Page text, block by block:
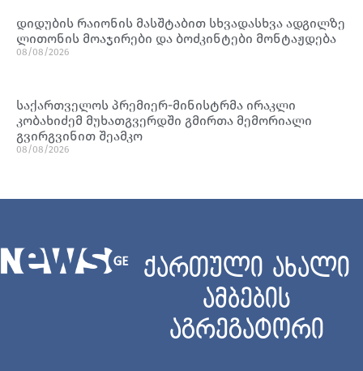
დიდუბის რაიონის მასშტაბით სხვადასხვა ადგილზე
ლითონის მოაჯირები და ბოძკინტები მონტაჟდება
08/08/2026
საქართველოს პრემიერ-მინისტრმა ირაკლი
კობახიძემ მუხათგვერდში გმირთა მემორიალი
გვირგვინით შეამკო
08/08/2026
ქართული ახალი
ამბების
აგრეგატორი